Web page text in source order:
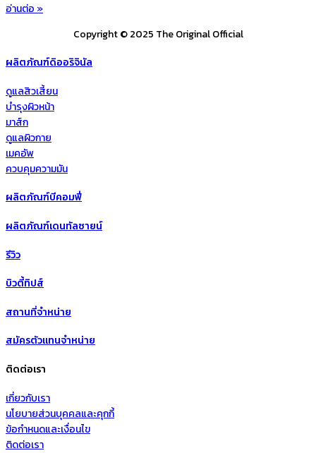
อ่านต่อ »
Copyright © 2025 The Original Official
ผลิตภัณฑ์ดิออริจินัล
ดูแลสิวเสี้ยน
บำรุงผิวหน้า
มาส์ก
ดูแลผิวกาย
เมคอัพ
ควบคุมความมัน
ผลิตภัณฑ์บีคอมฟี่
ผลิตภัณฑ์เดนทัลซายน์
รีวิว
บิวตี้ทิปส์
สถานที่จำหน่าย
สมัครตัวแทนจำหน่าย
ติดต่อเรา
เกี่ยวกับเรา
นโยบายส่วนบุคคลและคุกกี้
ข้อกำหนดและเงื่อนไข
ติดต่อเรา